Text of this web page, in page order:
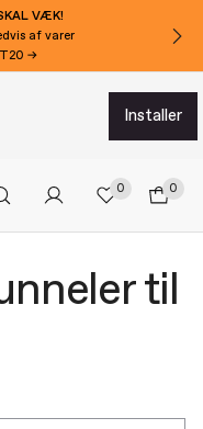
VÆK!
af varer
→
installer
0 0
til